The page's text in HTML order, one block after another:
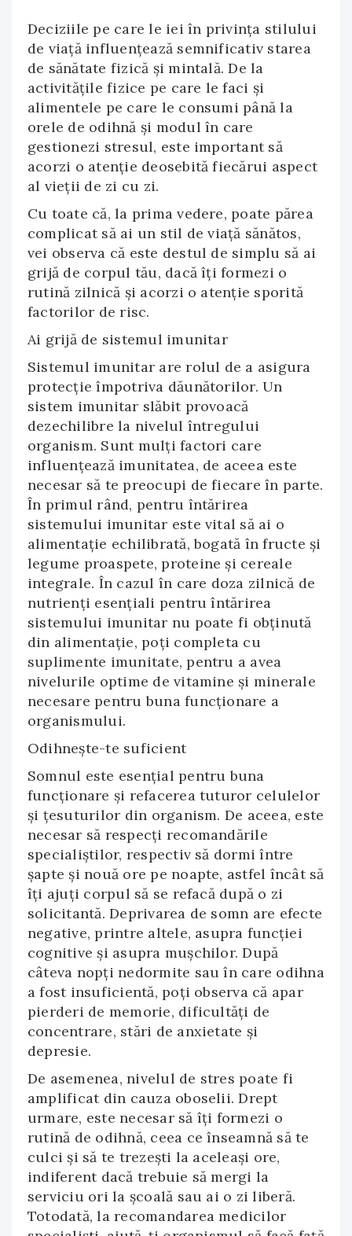
Deciziile pe care le iei în privința stilului
de viață influențează semnificativ starea
de sănătate fizică și mintală. De la
activitățile fizice pe care le faci și
alimentele pe care le consumi până la
orele de odihnă și modul în care
gestionezi stresul, este important să
acorzi o atenție deosebită fiecărui aspect
al vieții de zi cu zi.
Cu toate că, la prima vedere, poate părea
complicat să ai un stil de viață sănătos,
vei observa că este destul de simplu să ai
grijă de corpul tău, dacă îți formezi o
rutină zilnică și acorzi o atenție sporită
factorilor de risc.
Ai grijă de sistemul imunitar
Sistemul imunitar are rolul de a asigura
protecție împotriva dăunătorilor. Un
sistem imunitar slăbit provoacă
dezechilibre la nivelul întregului
organism. Sunt mulți factori care
influențează imunitatea, de aceea este
necesar să te preocupi de fiecare în parte.
În primul rând, pentru întărirea
sistemului imunitar este vital să ai o
alimentație echilibrată, bogată în fructe și
legume proaspete, proteine și cereale
integrale. În cazul în care doza zilnică de
nutrienți esențiali pentru întărirea
sistemului imunitar nu poate fi obținută
din alimentație, poți completa cu
suplimente imunitate, pentru a avea
nivelurile optime de vitamine și minerale
necesare pentru buna funcționare a
organismului.
Odihnește-te suficient
Somnul este esențial pentru buna
funcționare și refacerea tuturor celulelor
și țesuturilor din organism. De aceea, este
necesar să respecți recomandările
specialiștilor, respectiv să dormi între
șapte și nouă ore pe noapte, astfel încât să
îți ajuți corpul să se refacă după o zi
solicitantă. Deprivarea de somn are efecte
negative, printre altele, asupra funcției
cognitive și asupra mușchilor. După
câteva nopți nedormite sau în care odihna
a fost insuficientă, poți observa că apar
pierderi de memorie, dificultăți de
concentrare, stări de anxietate și
depresie.
De asemenea, nivelul de stres poate fi
amplificat din cauza oboselii. Drept
urmare, este necesar să îți formezi o
rutină de odihnă, ceea ce înseamnă să te
culci și să te trezești la aceleași ore,
indiferent dacă trebuie să mergi la
serviciu ori la școală sau ai o zi liberă.
Totodată, la recomandarea medicilor